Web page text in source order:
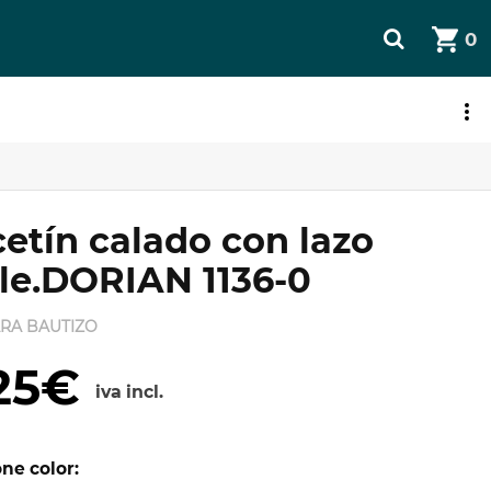
0
calado con lazo
1136-0
BAUTIZO
iva incl.
color: